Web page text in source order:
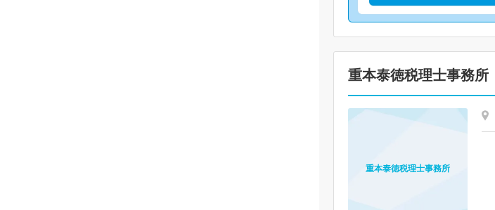
重本泰徳税理士事務所
重本泰徳税理士事務所